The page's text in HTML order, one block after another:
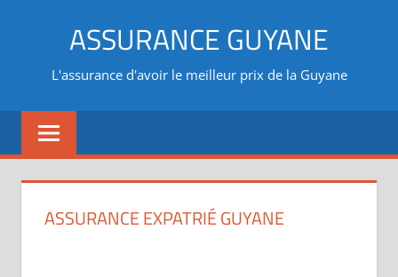
ASSURANCE GUYANE
L'assurance d'avoir le meilleur prix de la Guyane
ASSURANCE EXPATRIÉ GUYANE